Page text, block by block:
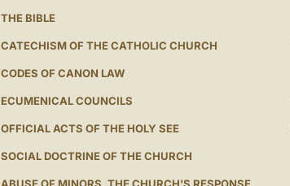
THE BIBLE
CATECHISM OF THE CATHOLIC CHURCH
CODES OF CANON LAW
ECUMENICAL COUNCILS
OFFICIAL ACTS OF THE HOLY SEE
SOCIAL DOCTRINE OF THE CHURCH